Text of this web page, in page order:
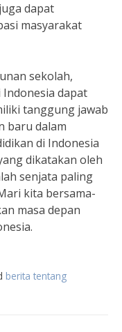
dapat
masyarakat
sekolah,
dapat
tanggung jawab
baru dalam
di Indonesia
dikatakan oleh
senjata paling
kita bersama-
masa depan
berita tentang